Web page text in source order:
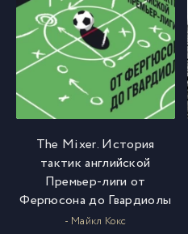
The Mixer. История
тактик английской
Премьер-лиги от
Фергюсона до Гвардиолы
- Майкл Кокс